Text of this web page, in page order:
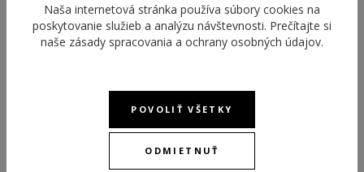
Naša internetová stránka používa súbory cookies na
poskytovanie služieb a analýzu návštevnosti. Prečítajte si
naše zásady spracovania a ochrany osobných údajov.
POVOLIŤ VŠETKY
ODMIETNUŤ